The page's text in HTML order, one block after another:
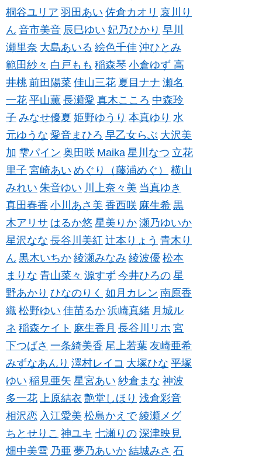
桐谷ユリア 羽田あい 佐倉カオリ 哀川り
ん 音市美音 辰巳ゆい 妃乃ひかり 早川
瀬里奈 大島あいる 絵色千佳 沖ひとみ
範田紗々 白戸もも 稲森琴 小倉ゆず 高
井桃 前田陽菜 佳山三花 夏目ナナ 瀬名
一花 平山薫 長瀬愛 真木こころ 中森玲
子 みなせ優夏 姫野ゆうり 本真ゆり 水
元ゆうな 愛音まひろ 早乙女らぶ 大沢美
加 雫パイン 奥田咲 Maika 星川なつ 立花
里子 宮崎あい めぐり（藤浦めぐ）
横山
みれい 朱音ゆい 川上奈々美 当真ゆき
真田春香 小川あさ美 香西咲 麻生希 黒
木アリサ はるか悠 星美りか 瀬乃ゆいか
星沢なな 長谷川美紅 辻本りょう 青木り
ん 黒木いちか 綾瀬みなみ 綾波優 松本
まりな 青山菜々 源すず 今井ひろの 星
野あかり ひなのりく 如月カレン 南原香
織 松野ゆい 佳苗るか 浜崎真緒 月城ル
ネ 稲森ケイト 麻生香月 長谷川リホ 宮
下つばさ 一条綺美香 尾上若葉 友崎亜希
みずなあんり 澤村レイコ 大塚ひな 平塚
ゆい 稲見亜矢 星宮あい 紗倉まな 神波
多一花 上原結衣 艶堂しほり 浅倉彩音
相沢恋 入江愛美 松島かえで 綾瀬メグ
ちとせりこ 神ユキ 七瀬りの 深津映見
畑中美雪 乃亜 夢乃あいか 結城みさ 石